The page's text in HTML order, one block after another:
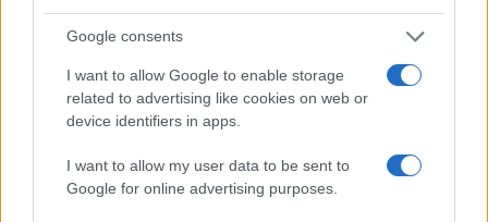
Google consents
I want to allow Google to enable storage
related to advertising like cookies on web or
device identifiers in apps.
I want to allow my user data to be sent to
Google for online advertising purposes.